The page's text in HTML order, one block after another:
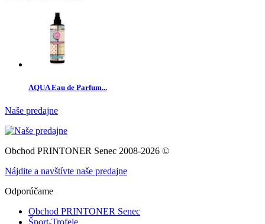
AQUA Eau de Parfum...
Naše predajne
Obchod PRINTONER Senec 2008-2026 ©
Nájdite a navštívte naše predajne
Odporúčame
Obchod PRINTONER Senec